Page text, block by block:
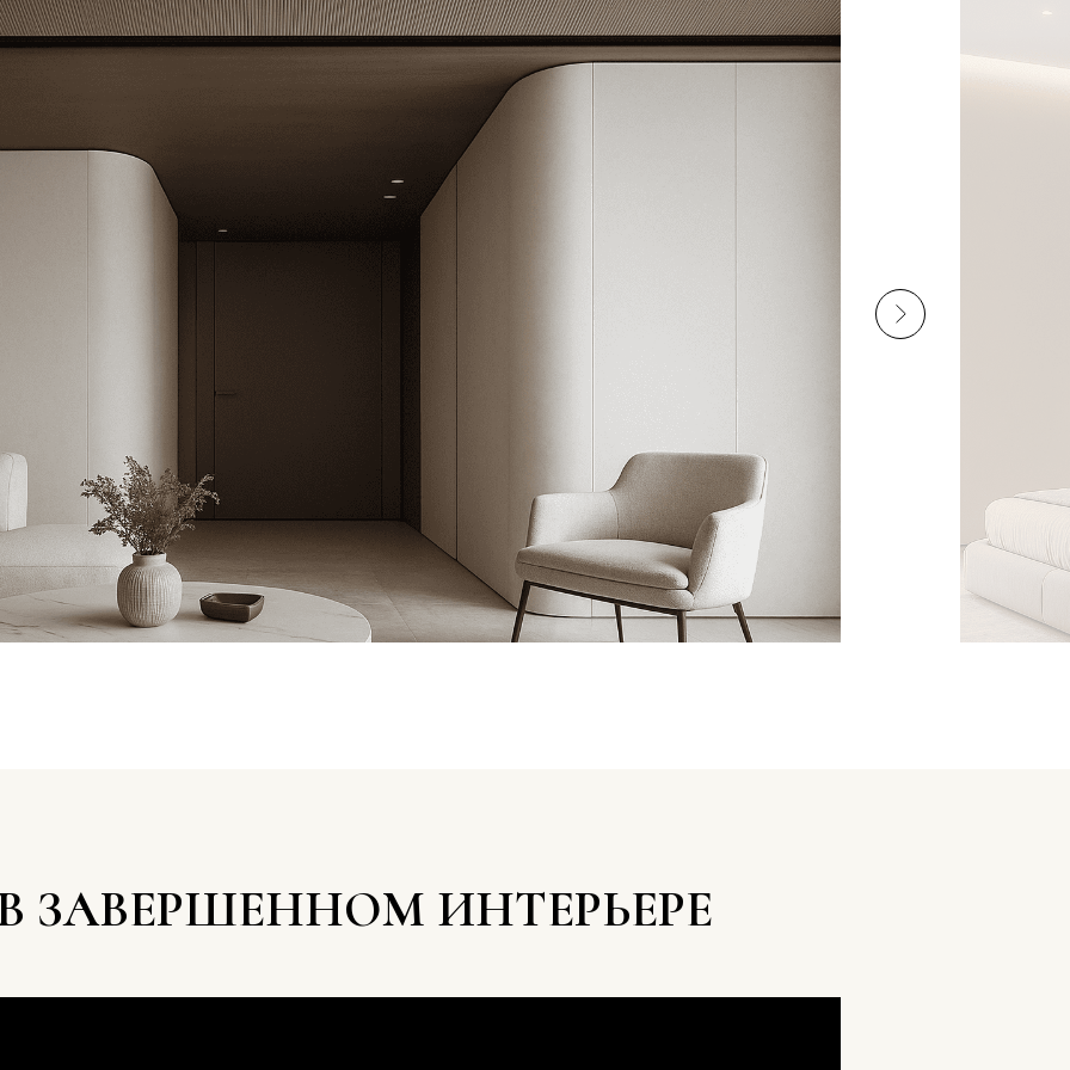
сделаем всё, чтобы ваш проект был завершен вовремя.
ЗАВЕРШЕННОМ ИНТЕРЬЕРЕ